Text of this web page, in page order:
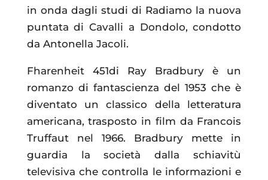
in onda dagli studi di Radiamo la nuova
puntata di Cavalli a Dondolo, condotto
da Antonella Jacoli.
Fharenheit 451di Ray Bradbury è un
romanzo di fantascienza del 1953 che è
diventato un classico della letteratura
americana, trasposto in film da Francois
Truffaut nel 1966. Bradbury mette in
guardia la società dalla schiavitù
televisiva che controlla le informazioni e